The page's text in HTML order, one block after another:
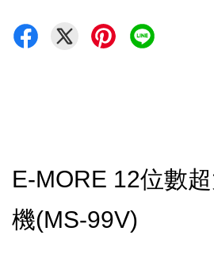
E-MORE 12位數
機(MS-99V)